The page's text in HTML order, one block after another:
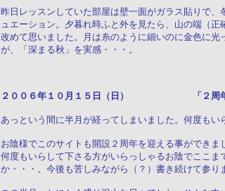
昨日レッスンしていた部屋は壁一面がガラス貼りで
ュエーション。夕暮れ時ふと外を見たら、山の端（
改めて思いました。月は糸のように細いのに金色に
が、「深まる秋」を実感・・・。
２００６年１０月１５日（日） 「２周年
あっという間に半月が経ってしまいました。何度もい
お陰様でこのサイトも開設２周年を迎える事ができ
何度もいらして下さる方がいらっしゃるお陰でここ
か・・・。今後も苦しみながら（？）書き続けて参